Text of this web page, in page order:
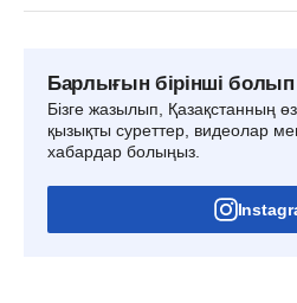
Барлығын бірінші
Бізге жазылып, Қазақстанның
қызықты суреттер, видеолар
хабардар болыңыз.